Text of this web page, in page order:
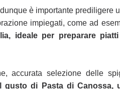
è importante prediligere
impiegati, come ad
ideale per preparare
accurata selezione delle
gusto di Pasta di Canossa,